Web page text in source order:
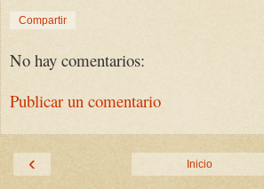
Compartir
No hay comentarios:
Publicar un comentario
‹ Inicio